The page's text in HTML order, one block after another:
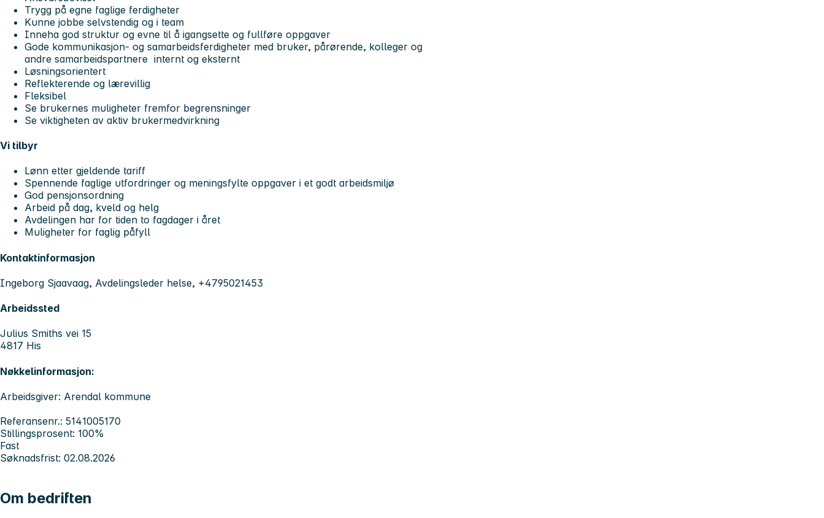
Trygg på egne faglige ferdigheter
Kunne jobbe selvstendig og i team
Inneha god struktur og evne til å igangsette og fullføre oppgaver
Gode kommunikasjon- og samarbeidsferdigheter med bruker, pårørende, kolleger og
andre samarbeidspartnere internt og eksternt
Løsningsorientert
Reflekterende og lærevillig
Fleksibel
Se brukernes muligheter fremfor begrensninger
Se viktigheten av aktiv brukermedvirkning
Vi tilbyr
Lønn etter gjeldende tariff
Spennende faglige utfordringer og meningsfylte oppgaver i et godt arbeidsmiljø
God pensjonsordning
Arbeid på dag, kveld og helg
Avdelingen har for tiden to fagdager i året
Muligheter for faglig påfyll
Kontaktinformasjon
Ingeborg Sjaavaag, Avdelingsleder helse, +4795021453
Arbeidssted
Julius Smiths vei 15
4817 His
Nøkkelinformasjon:
Arbeidsgiver: Arendal kommune
Referansenr.: 5141005170
Stillingsprosent: 100%
Fast
Søknadsfrist: 02.08.2026
Om bedriften